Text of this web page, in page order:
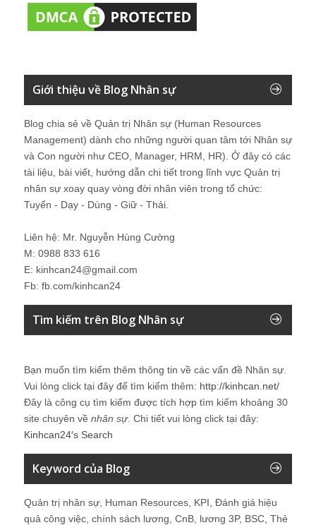
Giới thiệu về Blog Nhân sự
Blog chia sẻ về Quản trị Nhân sự (Human Resources
Management) dành cho những người quan tâm tới Nhân sự
và Con người như CEO, Manager, HRM, HR). Ở đây có các
tài liệu, bài viết, hướng dẫn chi tiết trong lĩnh vực Quản trị
nhân sự xoay quay vòng đời nhân viên trong tổ chức:
Tuyển - Dạy - Dùng - Giữ - Thải.
Liên hệ: Mr. Nguyễn Hùng Cường
M: 0988 833 616
E: kinhcan24@gmail.com
Fb: fb.com/kinhcan24
Tìm kiếm trên Blog Nhân sự
Bạn muốn tìm kiếm thêm thông tin về các vấn đề Nhân sự
Vui lòng click tại đây để tìm kiếm thêm: http://kinhcan.net/
Đây là công cụ tìm kiếm được tích hợp tìm kiếm khoảng 30
site chuyên về nhân sự. Chi tiết vui lòng click tại đây:
Kinhcan24′s Search
Keyword của Blog
Quản trị nhân sự, Human Resources, KPI, Đánh giá hiệu
quả công việc, chính sách lương, CnB, lương 3P, BSC, Thẻ